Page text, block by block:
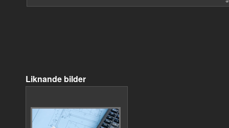
Liknande bilder